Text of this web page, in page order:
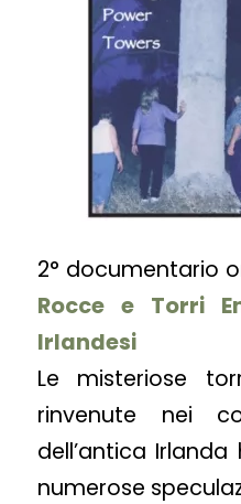
2° documentario
Rocce e Torri
Irlandesi
Le misteriose
rinvenute nei
dell’antica
numerose